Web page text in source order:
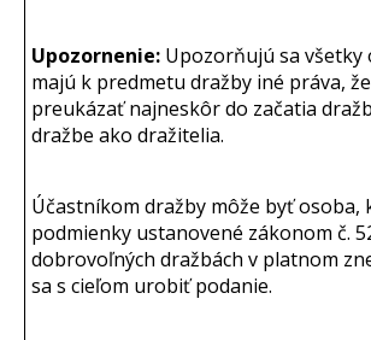
Upozornenie: Upozorňujú sa všetky
majú k predmetu dražby iné práva,
preukázať najneskôr do začatia
dražbe ako dražitelia.
Účastníkom dražby môže byť osoba,
podmienky ustanovené zákonom č.
dobrovoľných dražbách v platnom
sa s cieľom urobiť podanie.